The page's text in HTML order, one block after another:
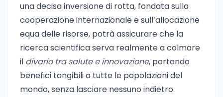
una decisa inversione di rotta, fondata sulla
cooperazione internazionale e sull’allocazione
equa delle risorse, potrà assicurare che la
ricerca scientifica serva realmente a colmare
il divario tra salute e innovazione, portando
benefici tangibili a tutte le popolazioni del
mondo, senza lasciare nessuno indietro.